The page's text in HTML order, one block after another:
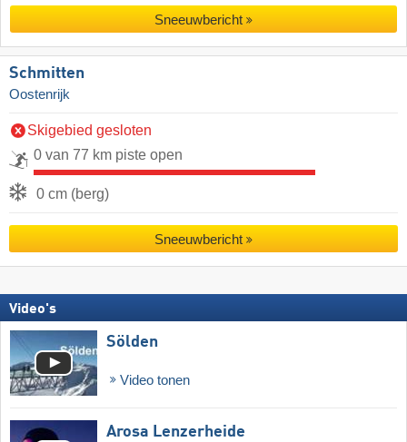
Sneeuwbericht
Schmitten
Oostenrijk
Skigebied gesloten
0 van 77 km piste open
0 cm (berg)
Sneeuwbericht
Video's
Sölden
Video tonen
Arosa Lenzerheide